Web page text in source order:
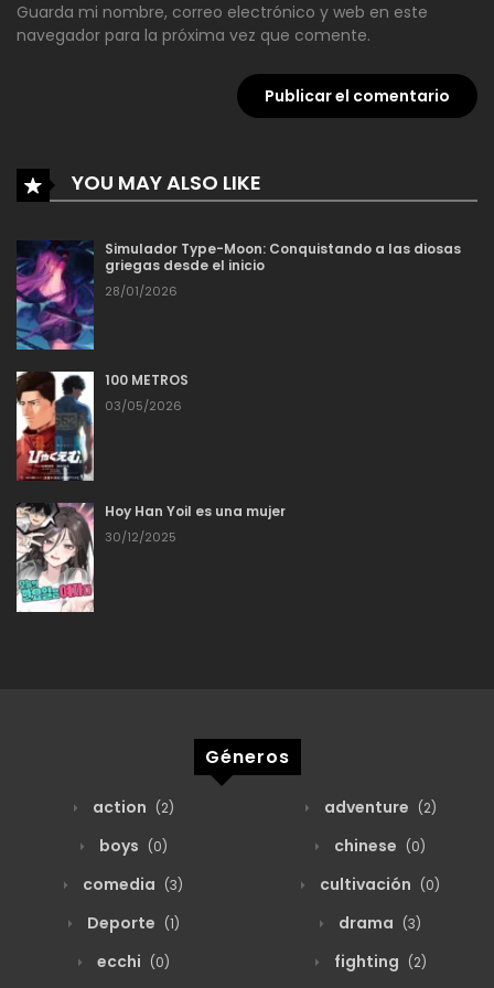
Capítulo 34 18/02/2026
Capítulo 32 18/02/2026
Capítulo 31 18/02/2026
Guarda mi nombre, correo electrónico y web en este
navegador para la próxima vez que comente.
YOU MAY ALSO LIKE
Simulador Type-Moon: Conquistando a las diosas
griegas desde el inicio
28/01/2026
100 METROS
03/05/2026
Hoy Han Yoil es una mujer
30/12/2025
Géneros
action (2) adventure (2)
boys (0) chinese (0)
comedia (3) cultivación (0)
Deporte (1) drama (3)
ecchi (0) fighting (2)